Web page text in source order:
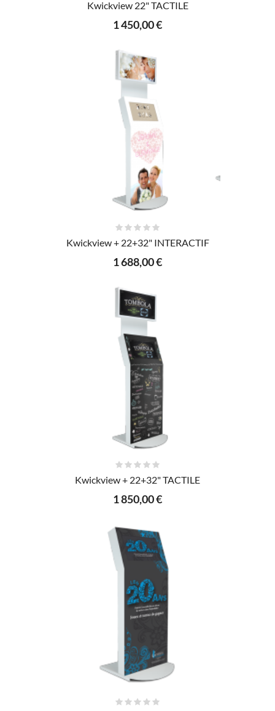
Kwickview 22" TACTILE
1 450,00 €
AJOUTER AU PANIER
Kwickview + 22+32" INTERACTIF
1 688,00 €
AJOUTER AU PANIER
Kwickview + 22+32" TACTILE
1 850,00 €
AJOUTER AU PANIER